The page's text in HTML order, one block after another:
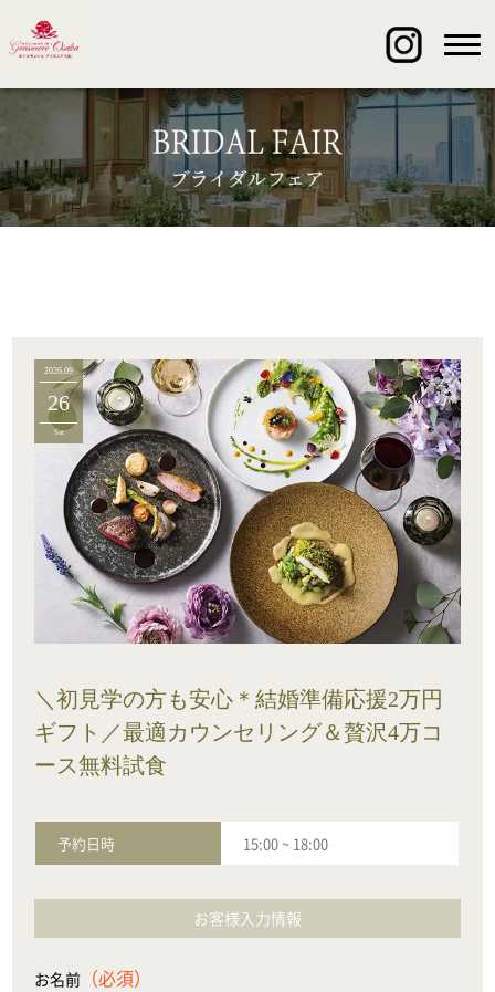
2026.09
26
Sat
＼初見学の方も安心＊結婚準備応援2万円
ギフト／最適カウンセリング＆贅沢4万コ
ース無料試食
予約日時 15:00~ 18:00
お客様入力情報
お名前 （必須）